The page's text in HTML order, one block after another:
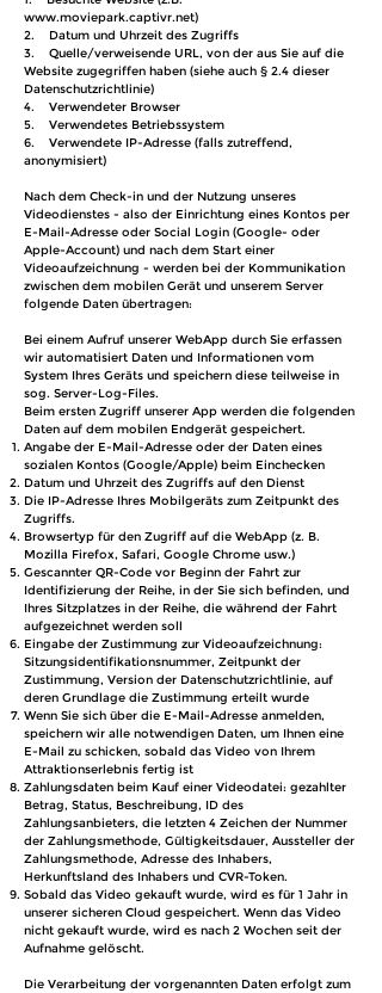
www.moviepark.captivr.net)
2. Datum und Uhrzeit des Zugriffs
3. Quelle/verweisende URL, von der aus Sie auf die
Website zugegriffen haben (siehe auch § 2.4 dieser
Datenschutzrichtlinie)
4. Verwendeter Browser
5. Verwendetes Betriebssystem
6. Verwendete IP-Adresse (falls zutreffend,
anonymisiert)
Nach dem Check-in und der Nutzung unseres
Videodienstes - also der Einrichtung eines Kontos per
E-Mail-Adresse oder Social Login (Google- oder
Apple-Account) und nach dem Start einer
Videoaufzeichnung - werden bei der Kommunikation
zwischen dem mobilen Gerät und unserem Server
folgende Daten übertragen:
Bei einem Aufruf unserer WebApp durch Sie erfassen
wir automatisiert Daten und Informationen vom
System Ihres Geräts und speichern diese teilweise in
sog. Server-Log-Files.
Beim ersten Zugriff unserer App werden die folgenden
Daten auf dem mobilen Endgerät gespeichert.
Angabe der E-Mail-Adresse oder der Daten eines
sozialen Kontos (Google/Apple) beim Einchecken
Datum und Uhrzeit des Zugriffs auf den Dienst
Die IP-Adresse Ihres Mobilgeräts zum Zeitpunkt des
Zugriffs.
Browsertyp für den Zugriff auf die WebApp (z. B.
Mozilla Firefox, Safari, Google Chrome usw.)
Gescannter QR-Code vor Beginn der Fahrt zur
Identifizierung der Reihe, in der Sie sich befinden, und
Ihres Sitzplatzes in der Reihe, die während der Fahrt
aufgezeichnet werden soll
Eingabe der Zustimmung zur Videoaufzeichnung:
Sitzungsidentifikationsnummer, Zeitpunkt der
Zustimmung, Version der Datenschutzrichtlinie, auf
deren Grundlage die Zustimmung erteilt wurde
Wenn Sie sich über die E-Mail-Adresse anmelden,
speichern wir alle notwendigen Daten, um Ihnen eine
E-Mail zu schicken, sobald das Video von Ihrem
Attraktionserlebnis fertig ist
Zahlungsdaten beim Kauf einer Videodatei: gezahlter
Betrag, Status, Beschreibung, ID des
Zahlungsanbieters, die letzten 4 Zeichen der Nummer
der Zahlungsmethode, Gültigkeitsdauer, Aussteller der
Zahlungsmethode, Adresse des Inhabers,
Herkunftsland des Inhabers und CVR-Token.
Sobald das Video gekauft wurde, wird es für 1 Jahr in
unserer sicheren Cloud gespeichert. Wenn das Video
nicht gekauft wurde, wird es nach 2 Wochen seit der
Aufnahme gelöscht.
Die Verarbeitung der vorgenannten Daten erfolgt zum